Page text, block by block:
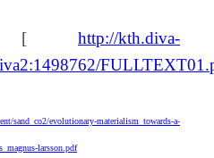
[ http://kth.diva-
sand_co2/evolutionary-materialism_towards-a-
larsson.pdf